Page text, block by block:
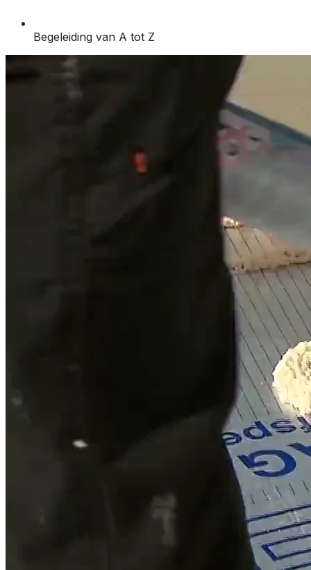
Begeleiding van A tot Z